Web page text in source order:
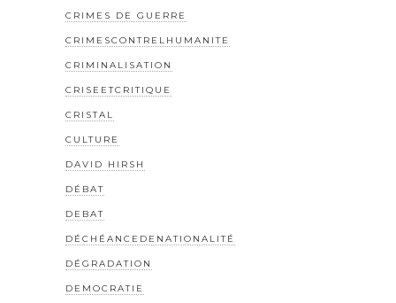
CRIMES DE GUERRE
CRIMESCONTRELHUMANITE
CRIMINALISATION
CRISEETCRITIQUE
CRISTAL
CULTURE
DAVID HIRSH
DÉBAT
DEBAT
DÉCHÉANCEDENATIONALITÉ
DÉGRADATION
DEMOCRATIE